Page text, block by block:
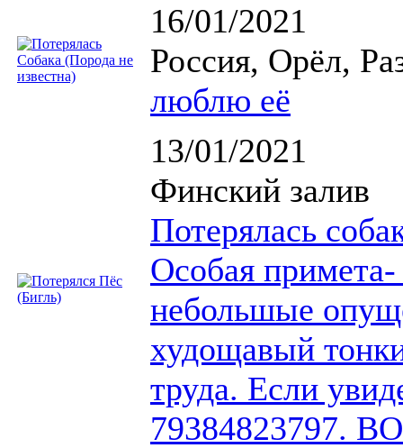
16/01/2021
Россия, Орёл,
люблю её
13/01/2021
Финский залив
Потерялась
Особая
небольшые
худощавый
труда. Если
79384823797.